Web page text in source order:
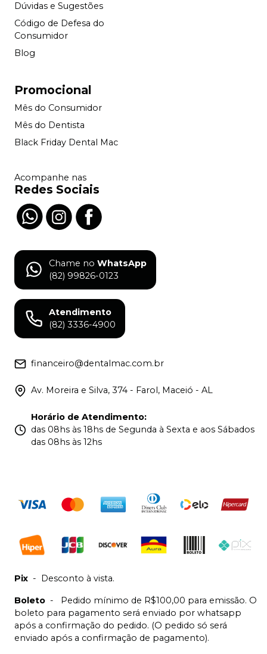
Dúvidas e Sugestões
Código de Defesa do
Consumidor
Blog
Promocional
Mês do Consumidor
Mês do Dentista
Black Friday Dental Mac
Acompanhe nas
Redes Sociais
Chame no WhatsApp
(82) 99826-0123
Atendimento
(82) 3336-4900
financeiro@dentalmac.com.br
Av. Moreira e Silva, 374 - Farol, Maceió - AL
Horário de Atendimento:
das 08hs às 18hs de Segunda à Sexta e aos Sábados
das 08hs às 12hs
Pix - Desconto à vista.
Boleto -
Pedido mínimo de R$100,00 para emissão. O
boleto para pagamento será enviado por whatsapp
após a confirmação do pedido. (O pedido só será
enviado após a confirmação de pagamento).